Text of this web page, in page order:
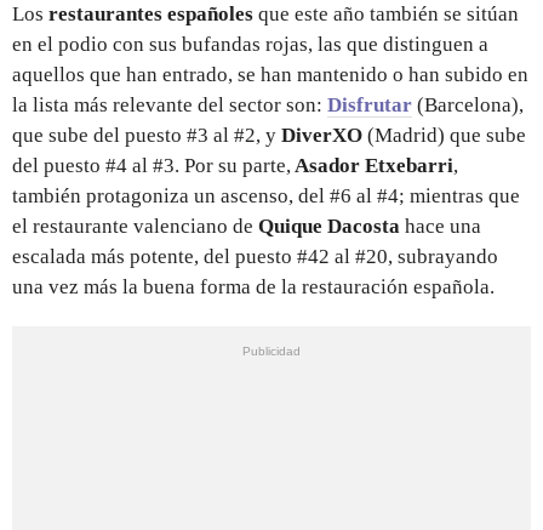
Los restaurantes españoles que este año también se sitúan
en el podio con sus bufandas rojas, las que distinguen a
aquellos que han entrado, se han mantenido o han subido en
la lista más relevante del sector son: Disfrutar (Barcelona),
que sube del puesto #3 al #2, y DiverXO (Madrid) que sube
del puesto #4 al #3. Por su parte,Asador Etxebarri,
también protagoniza un ascenso, del #6 al #4; mientras que
el restaurante valenciano de Quique Dacosta hace una
escalada más potente, del puesto #42 al #20, subrayando
una vez más la buena forma de la restauración española.